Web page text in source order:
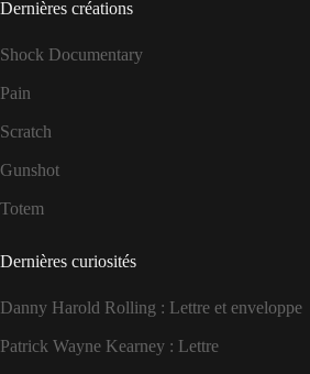
Dernières créations
Shock Documentary
Pain
Scratch
Gunshot
Totem
Dernières curiosités
Danny Harold Rolling : Lettre et enveloppe
Patrick Wayne Kearney : Lettre